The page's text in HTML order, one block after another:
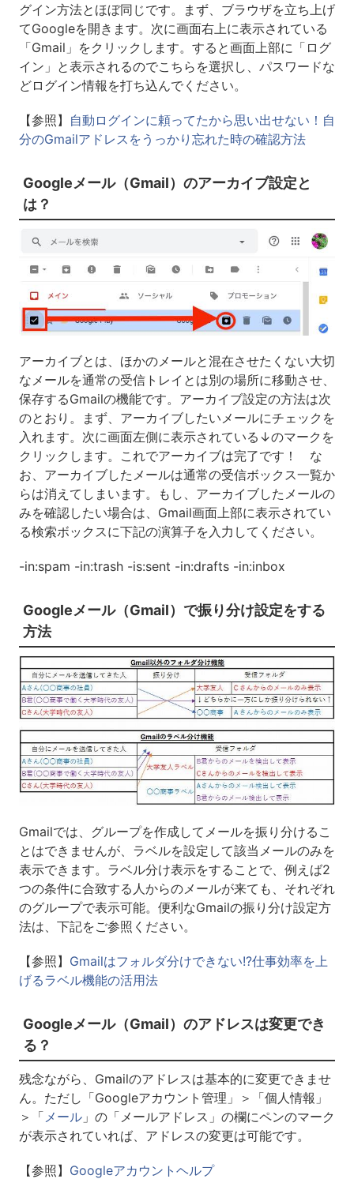
グイン方法とほぼ同じです。まず、ブラウザを立ち上げ
てGoogleを開きます。次に画面右上に表示されている
「Gmail」をクリックします。すると画面上部に「ログ
イン」と表示されるのでこちらを選択し、パスワードな
どログイン情報を打ち込んでください。
【参照】
自動ログインに頼ってたから思い出せない！自
分のGmailアドレスをうっかり忘れた時の確認方法
Googleメール（Gmail）のアーカイブ設定と
は？
アーカイブとは、ほかのメールと混在させたくない大切
なメールを通常の受信トレイとは別の場所に移動させ、
保存するGmailの機能です。アーカイブ設定の方法は次
のとおり。まず、アーカイブしたいメールにチェックを
入れます。次に画面左側に表示されている↓のマークを
クリックします。これでアーカイブは完了です！ な
お、アーカイブしたメールは通常の受信ボックス一覧か
らは消えてしまいます。もし、アーカイブしたメールの
みを確認したい場合は、Gmail画面上部に表示されてい
る検索ボックスに下記の演算子を入力してください。
-in:spam -in:trash -is:sent -in:drafts -in:inbox
Googleメール（Gmail）で振り分け設定をする
方法
Gmailでは、グループを作成してメールを振り分けるこ
とはできませんが、ラベルを設定して該当メールのみを
表示できます。ラベル分け表示をすることで、例えば2
つの条件に合致する人からのメールが来ても、それぞれ
のグループで表示可能。便利なGmailの振り分け設定方
法は、下記をご参照ください。
【参照】 Gmailはフォルダ分けできない!?仕事効率を上
げるラベル機能の活用法
Googleメール（Gmail）のアドレスは変更でき
る？
残念ながら、Gmailのアドレスは基本的に変更できませ
ん。ただし「Googleアカウント管理」＞「個人情報」
＞「 メール」の「メールアドレス」の欄にペンのマーク
が表示されていれば、アドレスの変更は可能です。
【参照】 Googleアカウントヘルプ